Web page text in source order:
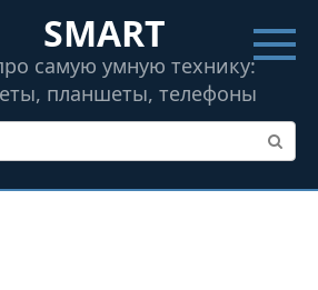
SMART
самую умную технику:
планшеты, телефоны